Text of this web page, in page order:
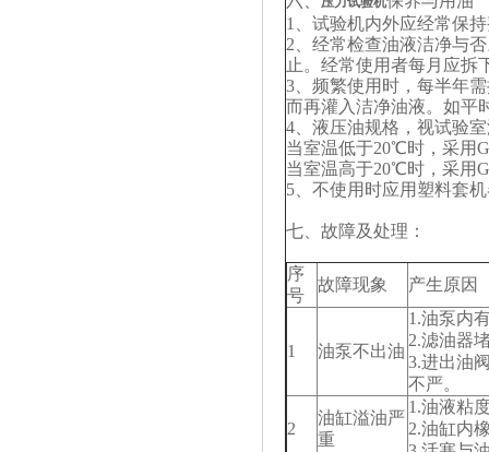
1、试验机内外应经常保
2、经常检查油液洁净与
止。经常使用者每月应拆
3、频繁使用时，每半年
而再灌入洁净油液。如平
4、液压油规格，视试验
当室温低于20℃时，采用
当室温高于20℃时，采用
5、不使用时应用塑料套
七、故障及处理：
序
号
故障现象 产生原因
1 油泵不出油
1.油泵内
2.滤油器
3.进出油
不严。
2
油缸溢油严
重
1.油液粘
2.油缸内